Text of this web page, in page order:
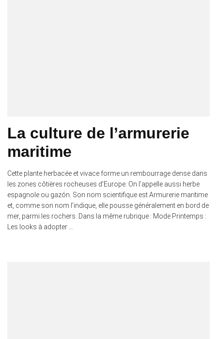
La culture de l’armurerie
maritime
Cette plante herbacée et vivace forme un rembourrage dense dans
les zones côtières rocheuses d’Europe. On l’appelle aussi herbe
espagnole ou gazón. Son nom scientifique est Armurerie maritime
et, comme son nom l’indique, elle pousse généralement en bord de
mer, parmi les rochers. Dans la même rubrique : Mode Printemps :
Les looks à adopter …